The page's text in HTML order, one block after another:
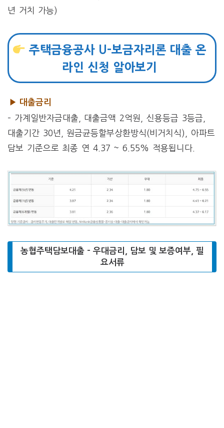
년 거치 가능)
주택금융공사 U-보금자리론 대출 온
라인 신청 알아보기
▶ 대출금리
– 가계일반자금대출, 대출금액 2억원, 신용등급 3등급,
대출기간 30년, 원금균등할부상환방식(비거치식), 아파트
담보 기준으로 최종 연 4.37 ~ 6.55% 적용됩니다.
농협주택담보대출 – 우대금리, 담보 및 보증여부, 필
요서류